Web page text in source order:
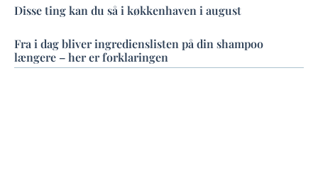
Disse ting kan du så i køkkenhaven i august
Fra i dag bliver ingredienslisten på din shampoo
længere – her er forklaringen